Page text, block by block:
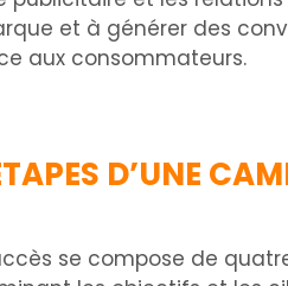
et à générer des
aux consommateurs.
D’UNE
se compose de